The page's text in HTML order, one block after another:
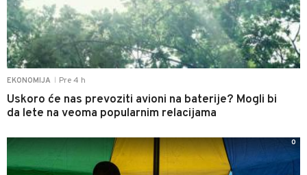
EKONOMIJA Pre 4 h
Uskoro će nas prevoziti avioni na baterije? Mogli bi
da lete na veoma popularnim relacijama
0